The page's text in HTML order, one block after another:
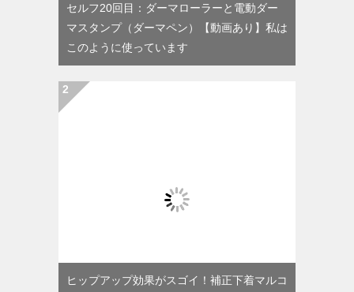
セルフ20回目：ダーマローラーと電動ダー
マスタンプ（ダーマペン）【動画あり】私は
このように使っています
ヒップアップ効果がスゴイ！補正下着マルコ